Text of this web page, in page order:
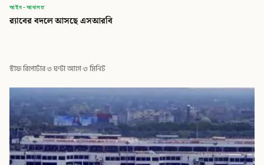
আইন-আদালত
র‍্যাবের বদলে আসছে এসআরবি
স্টাফ রিপোর্টার·৩ ঘণ্টা আগে·৩ মিনিট